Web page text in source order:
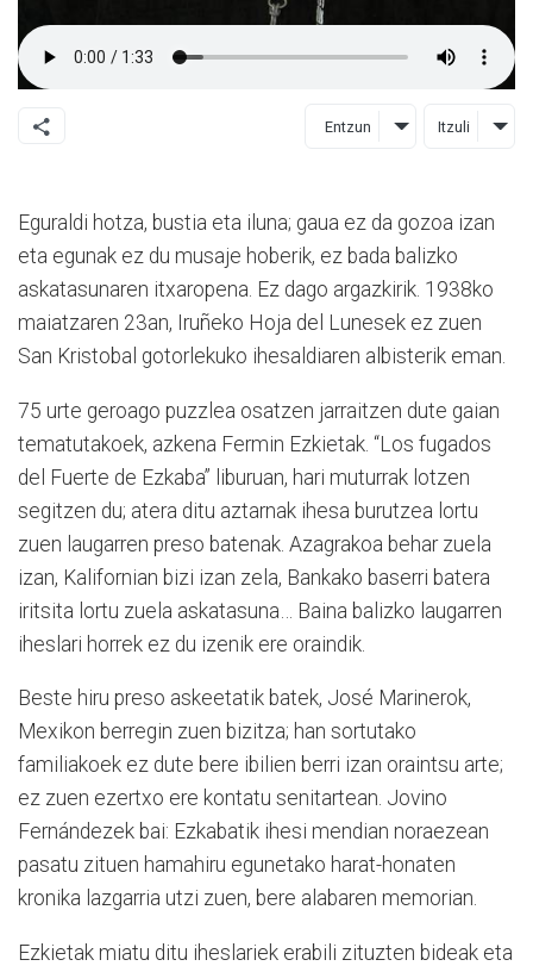
Entzun Itzuli
Eguraldi hotza, bustia eta iluna; gaua ez da gozoa izan
eta egunak ez du musaje hoberik, ez bada balizko
askatasunaren itxaropena. Ez dago argazkirik. 1938ko
maiatzaren 23an, Iruñeko Hoja del Lunesek ez zuen
San Kristobal gotorlekuko ihesaldiaren albisterik eman.
75 urte geroago puzzlea osatzen jarraitzen dute gaian
tematutakoek, azkena Fermin Ezkietak. “Los fugados
del Fuerte de Ezkaba” liburuan, hari muturrak lotzen
segitzen du; atera ditu aztarnak ihesa burutzea lortu
zuen laugarren preso batenak. Azagrakoa behar zuela
izan, Kalifornian bizi izan zela, Bankako baserri batera
iritsita lortu zuela askatasuna… Baina balizko laugarren
iheslari horrek ez du izenik ere oraindik.
Beste hiru preso askeetatik batek, José Marinerok,
Mexikon berregin zuen bizitza; han sortutako
familiakoek ez dute bere ibilien berri izan oraintsu arte;
ez zuen ezertxo ere kontatu senitartean. Jovino
Fernándezek bai: Ezkabatik ihesi mendian noraezean
pasatu zituen hamahiru egunetako harat-honaten
kronika lazgarria utzi zuen, bere alabaren memorian.
Ezkietak miatu ditu iheslariek erabili zituzten bideak eta